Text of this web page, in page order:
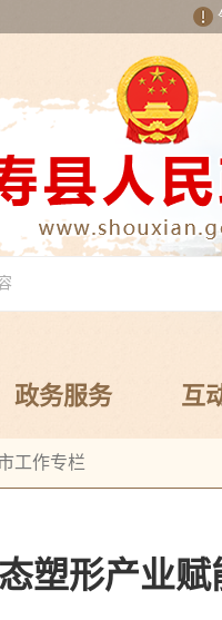
政务服务 互
工作专栏
塑形产业